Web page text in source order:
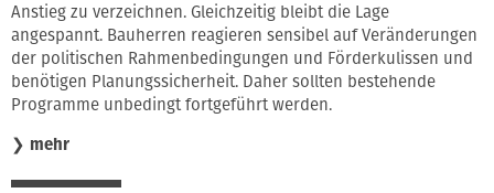
Anstieg zu verzeichnen. Gleichzeitig bleibt die Lage
angespannt. Bauherren reagieren sensibel auf Veränderungen
der politischen Rahmenbedingungen und Förderkulissen und
benötigen Planungssicherheit. Daher sollten bestehende
Programme unbedingt fortgeführt werden.
❯ mehr